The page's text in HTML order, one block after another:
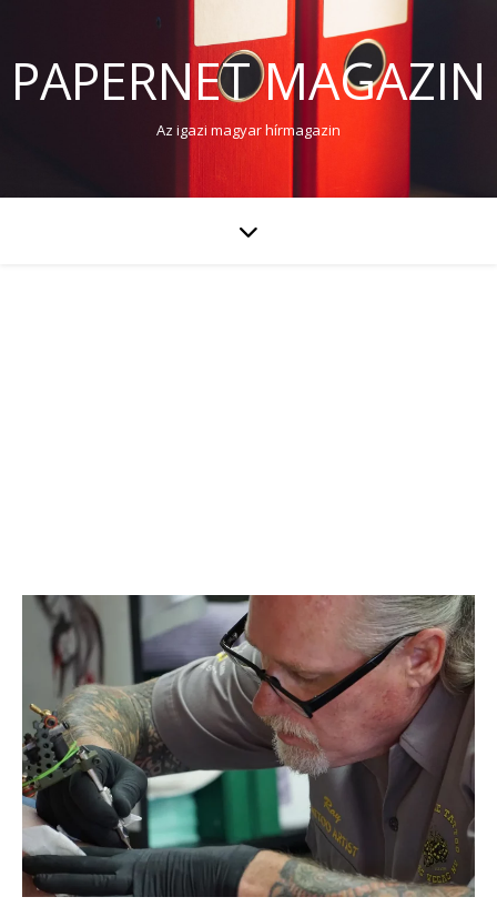
PAPERNET MAGAZIN
Az igazi magyar hírmagazin